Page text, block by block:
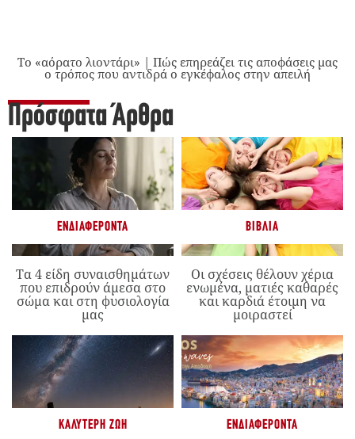
Το «αόρατο λιοντάρι» | Πώς επηρεάζει τις αποφάσεις μας
ο τρόπος που αντιδρά ο εγκέφαλος στην απειλή
Πρόσφατα Άρθρα
ΕΝΔΙΑΦΈΡΟΝΤΑ
Τα 4 είδη συναισθημάτων
που επιδρούν άμεσα στο
σώμα και στη φυσιολογία
μας
ΒΙΒΛΊΑ
Οι σχέσεις θέλουν χέρια
ενωμένα, ματιές καθαρές
και καρδιά έτοιμη να
μοιραστεί
ΚΑΛΎΤΕΡΗ ΖΩΉ ΕΝΔΙΑΦΈΡΟΝΤΑ